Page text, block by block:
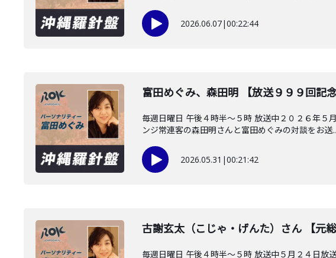
2026.06.07|00:22:44
富田めぐみ、森田明 【放送９９９回記念
毎週日曜日 午後４時半～５時 放送中２０２６年５
ンジ常連客の森田明さんと富田めぐみの対談をお送
2026.05.31 |00:21:42
古謝玄太（こじゃ・げんた）さん 【元
毎週日曜日 午後４時半～５時 放送中５月２４日放